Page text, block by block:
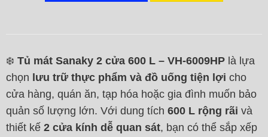
❄️ Tủ mát Sanaky 2 cửa 600 L – VH-6009HP là lựa
chọn lưu trữ thực phẩm và đồ uống tiện lợi cho
cửa hàng, quán ăn, tạp hóa hoặc gia đình muốn bảo
quản số lượng lớn. Với dung tích 600 L rộng rãi và
thiết kế 2 cửa kính dễ quan sát, bạn có thể sắp xếp